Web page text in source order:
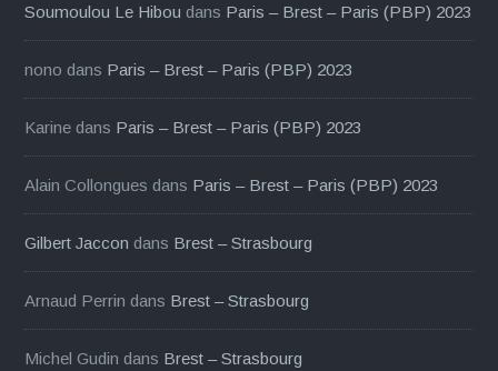
Soumoulou Le Hibou dans Paris – Brest – Paris (PBP) 2023
nono dans Paris – Brest – Paris (PBP) 2023
Karine dans Paris – Brest – Paris (PBP) 2023
Alain Collongues dans Paris – Brest – Paris (PBP) 2023
Gilbert Jaccon dans Brest – Strasbourg
Arnaud Perrin dans Brest – Strasbourg
Michel Gudin dans Brest – Strasbourg